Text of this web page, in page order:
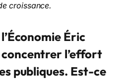
croissance.
Éric
l’effort
publiques. Est-ce